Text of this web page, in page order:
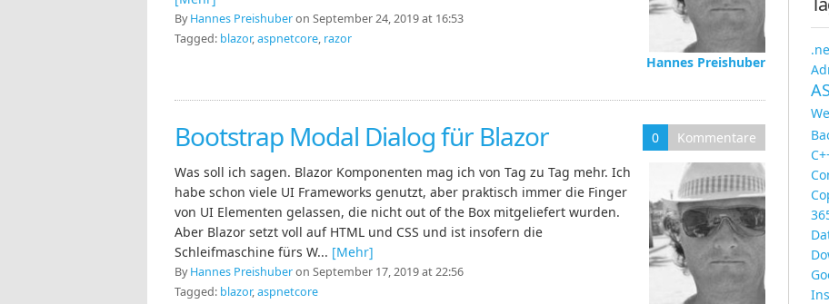
Hannes Preishuber
ByHannes Preishuberon September 24, 2019 at 16:53
Tagged: blazor,aspnetcore, razor
Bootstrap Modal Dialog für Blazor 0 Kommentare
Was soll ich sagen. Blazor Komponenten mag ich von Tag zu Tag mehr. Ich
habe schon viele UI Frameworks genutzt, aber praktisch immer die Finger
von UI Elementen gelassen, die nicht out of the Box mitgeliefert wurden.
Aber Blazor setzt voll auf HTML und CSS und ist insofern die
Schleifmaschine fürs W... [Mehr]
ByHannes Preishuberon September 17, 2019 at 22:56
Tagged: blazor,aspnetcore